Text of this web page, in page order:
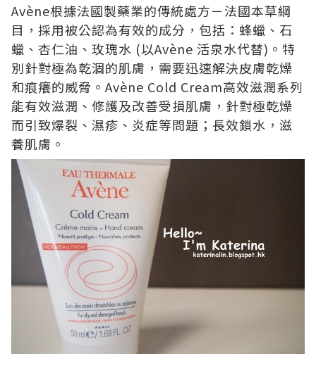
Avène根據法國製藥業的傳統處方－法國本草綱
目，採用被公認為有效的成分，包括：蜂蠟、石
蠟、杏仁油、玫瑰水 (以Avène 活泉水代替) 。特
別針對極為乾涸的肌膚，需要迅速解決皮膚乾燥
和痕癢的威脅。 Avène Cold Cream高效滋潤系列
能有效滋潤、修護及改善受損肌膚，針對極乾燥
而引致爆裂、濕疹、炎症等問題；長效鎖水，滋
養肌膚。